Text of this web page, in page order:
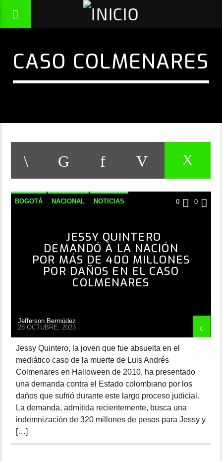
CASO COLMENARES
BOGOTÁ NACIONAL NOTICIAS 0 0
JESSY QUINTERO
DEMANDÓ A LA NACIÓN
POR MÁS DE 400 MILLONES
POR DAÑOS EN EL CASO
COLMENARES
Jefferson Bermúdez
28 OCTUBRE, 2023
Jessy Quintero, la joven que fue absuelta en el
mediático caso de la muerte de Luis Andrés
Colmenares en Halloween de 2010, ha presentado
una demanda contra el Estado colombiano por los
daños que sufrió durante este largo proceso judicial.
La demanda, admitida recientemente, busca una
indemnización de 320 millones de pesos para Jessy y
[…]